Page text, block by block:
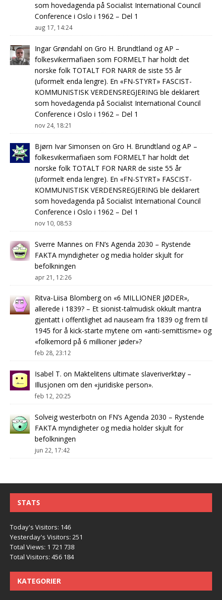
som hovedagenda på Socialist International Council
Conference i Oslo i 1962 – Del 1
aug 17, 14:24
Ingar Grøndahl on Gro H. Brundtland og AP –
folkesvikermafiaen som FORMELT har holdt det
norske folk TOTALT FOR NARR de siste 55 år
(uformelt enda lengre). En «FN-STYRT» FASCIST-
KOMMUNISTISK VERDENSREGJERING ble deklarert
som hovedagenda på Socialist International Council
Conference i Oslo i 1962 – Del 1
nov 24, 18:21
Bjørn Ivar Simonsen on Gro H. Brundtland og AP –
folkesvikermafiaen som FORMELT har holdt det
norske folk TOTALT FOR NARR de siste 55 år
(uformelt enda lengre). En «FN-STYRT» FASCIST-
KOMMUNISTISK VERDENSREGJERING ble deklarert
som hovedagenda på Socialist International Council
Conference i Oslo i 1962 – Del 1
nov 10, 08:53
Sverre Mannes on FN’s Agenda 2030 – Rystende
FAKTA myndigheter og media holder skjult for
befolkningen
apr 21, 12:26
Ritva-Liisa Blombergon «6 MILLIONER JØDER»,
allerede i 1839? – Et sionist-talmudisk okkult mantra
gjentatt i offentlighet ad nauseam fra 1839 og frem til
1945 for å kick-starte mytene om «anti-semittisme» og
«folkemord på 6 millioner jøder»?
feb 28, 23:12
Isabel T. on Maktelitens ultimate slaveriverktøy –
Illusjonen om den «juridiske person».
feb 12, 20:25
Solveig westerbotn on FN’s Agenda 2030 – Rystende
FAKTA myndigheter og media holder skjult for
befolkningen
jun 22, 17:42
STATS
Today's Visitors: 146
Yesterday's Visitors: 251
Total Views: 1 721 738
Total Visitors: 456 184
KATEGORIER